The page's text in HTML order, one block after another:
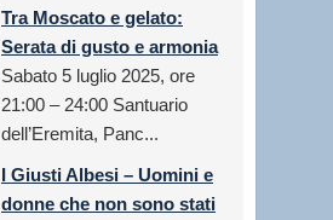
Tra Moscato e gelato:
Serata di gusto e armonia
Sabato 5 luglio 2025, ore
21:00 – 24:00 Santuario
dell’Eremita, Panc...
I Giusti Albesi – Uomini e
donne che non sono stati